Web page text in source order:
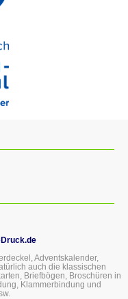
Adventskalender,
auch die klassischen
Briefbögen, Broschüren in
Klammerbindung und